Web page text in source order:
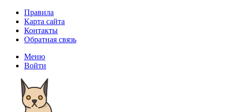
Правила
Карта сайта
Контакты
Обратная связь
Меню
Войти